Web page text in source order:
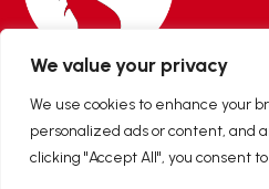
We value your privacy
We use cookies to enhance your
personalized ads or content, and
clicking "Accept All", you consent
2025 © Viking Club